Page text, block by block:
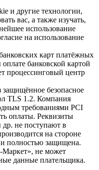
и другие технологии,
вас, а также изучать,
использование
на использование
карт платёжных
банковской картой
процессинговый центр
безопасное
TLS 1.2. Компания
требованиями PCI
оплаты. Реквизиты
не поступают в
на стороне
и полностью защищена.
не может
данные плательщика.